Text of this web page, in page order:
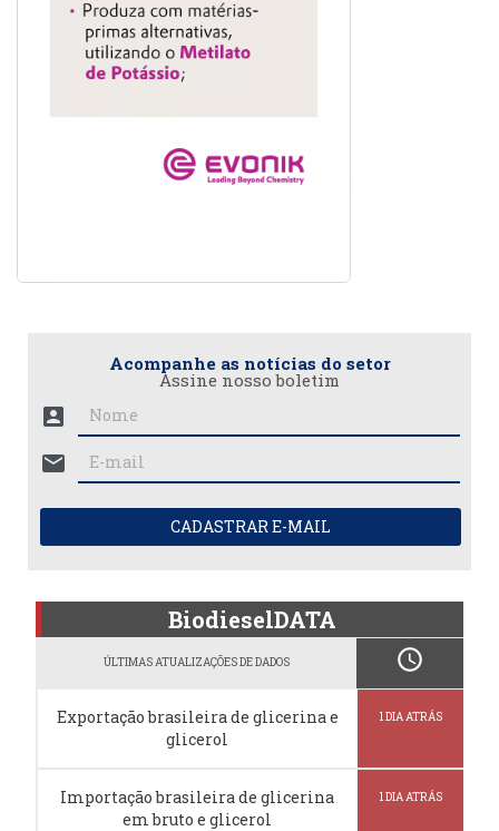
Acompanhe as notícias do setor
Assine nosso boletim
account_box
mail
CADASTRAR E-MAIL
BiodieselDATA
ÚLTIMAS ATUALIZAÇÕES DE DADOS schedule
Exportação brasileira de glicerina e
glicerol
1 DIA ATRÁS
Importação brasileira de glicerina
em bruto e glicerol
1 DIA ATRÁS